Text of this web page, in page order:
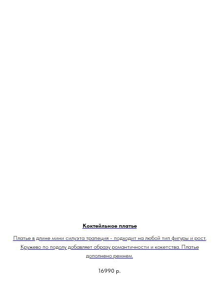
Коктейльное платье
Платье в длине мини силуэта трапеция - подходит на любой тип фигуры и рост.
Кружево по подолу добавляет образу романтичности и кокетства. Платье
дополнено ремнем.
16990 р.